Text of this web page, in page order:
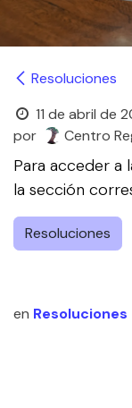
Resoluciones
11 de abril de
por
Centro
Para acceder a
la sección
Resoluciones
en Resoluciones